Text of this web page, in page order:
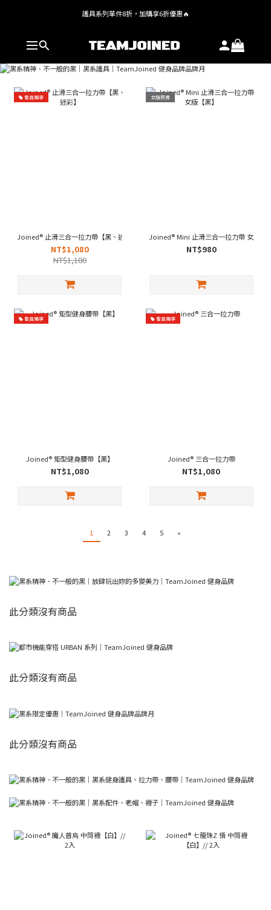
全館 $1,380 即享免運
護具系列單件8折，加購享6折優惠🔥
全館 $1,380 即享免運
會員獨享
Joined® 止滑三合一拉力帶【黑、迷彩】
NT$1,080
NT$1,180
女版熱賣
Joined® Mini 止滑三合一拉力帶 女版【
NT$980
會員獨享
Joined® 矩型健身腰帶【黑】
NT$1,080
會員獨享
Joined® 三合一拉力帶
NT$1,080
1 2 3 4 5 »
此分類沒有商品
此分類沒有商品
此分類沒有商品